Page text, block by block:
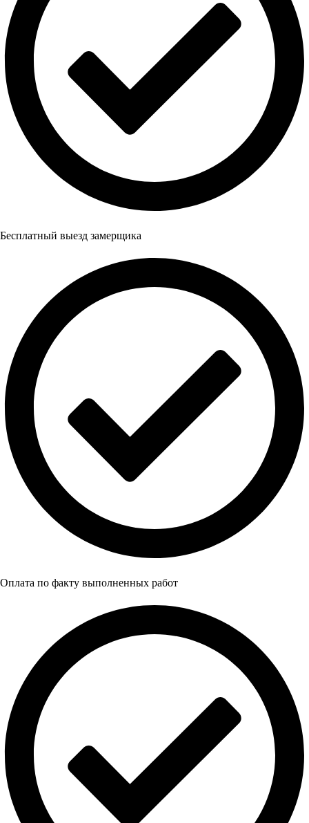
Бесплатный выезд замерщика
Оплата по факту выполненных работ